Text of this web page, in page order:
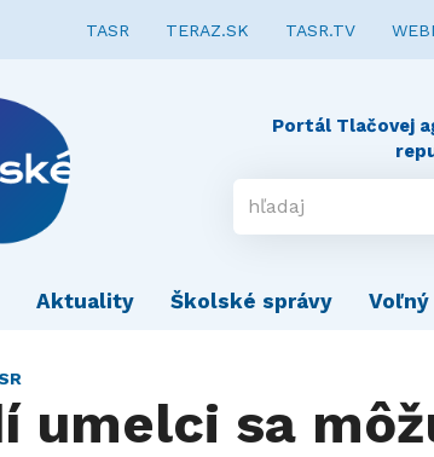
TASR TERAZ.SK TASR.TV
Portál Tlačovej
Aktuality Školské správy Voľný
umelci sa